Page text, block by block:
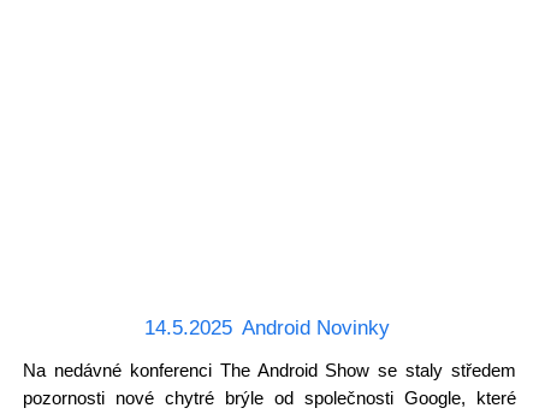
14.5.2025 Android Novinky
Na nedávné konferenci The Android Show se staly středem
pozornosti nové chytré brýle od společnosti Google, které